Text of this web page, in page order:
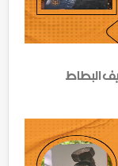
البطاط